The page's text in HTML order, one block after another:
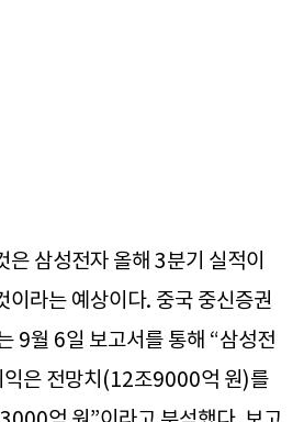
은 삼성전자 올해 3분기 실적이
이라는 예상이다. 중국 중신증권
9월 6일 보고서를 통해 “삼성전
익은 전망치(12조9000억 원)를